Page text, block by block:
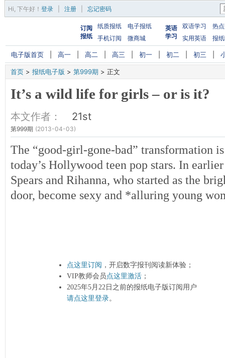
Hi, 下午好 ！ 登录 注册 忘记密码
订阅
报纸
纸质报纸
电子报纸
手机订阅
微商城
英语
学习
双语学习
热
实用英语
报
电子版首页 高一 高二 高三 初一 初二 初三
首页 > 报纸电子版 > 第999期 > 正文
It’s a wild life for girls – or is it?
本文作者： 21st
第999期 (2013-04-03)
The “good-girl-gone-bad” transformation
today’s Hollywood teen pop stars. In
Spears and Rihanna, who started as the
door, become sexy and *alluring young
点这里订阅 ，开启数字报刊阅读新体验；
VIP教师会员点这里激活 ；
2025年5月22日之前的报纸电子版订阅用户
请点这里登录。